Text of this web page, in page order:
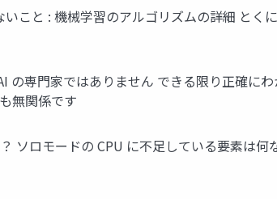
こと : 機械学習のアルゴリズムの詳細 とく
専門家ではありません できる限り正確に
無関係です
ソロモードの CPU に不足している要素は何